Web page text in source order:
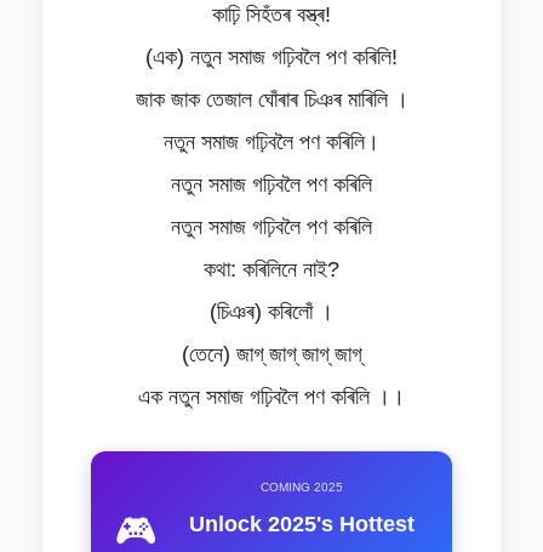
কাঢ়ি সিহঁতৰ বস্ত্ৰ!
(এক) নতুন সমাজ গঢ়িবলৈ পণ কৰিলি!
জাক জাক তেজাল ঘোঁৰাৰ চিঞৰ মাৰিলি ।
নতুন সমাজ গঢ়িবলৈ পণ কৰিলি।
নতুন সমাজ গঢ়িবলৈ পণ কৰিলি
নতুন সমাজ গঢ়িবলৈ পণ কৰিলি
কথা: কৰিলিনে নাই?
(চিঞৰ) কৰিলোঁ ।
(তেনে) জাগ্ জাগ্ জাগ্ জাগ্
এক নতুন সমাজ গঢ়িবলৈ পণ কৰিলি ।।
🎮
COMING 2025
Unlock 2025's Hottest